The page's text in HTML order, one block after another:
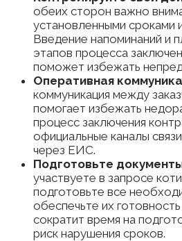
обеих сторон важно
установленными сроками
Введение напоминаний и
этапов процесса
поможет избежать
Оперативная
коммуникация между
помогает избежать
процесс заключения
официальные каналы
через ЕИС.
Подготовьте
участвуете в запросе
подготовьте все
обеспечьте их
сократит время на
риск нарушения сроков.